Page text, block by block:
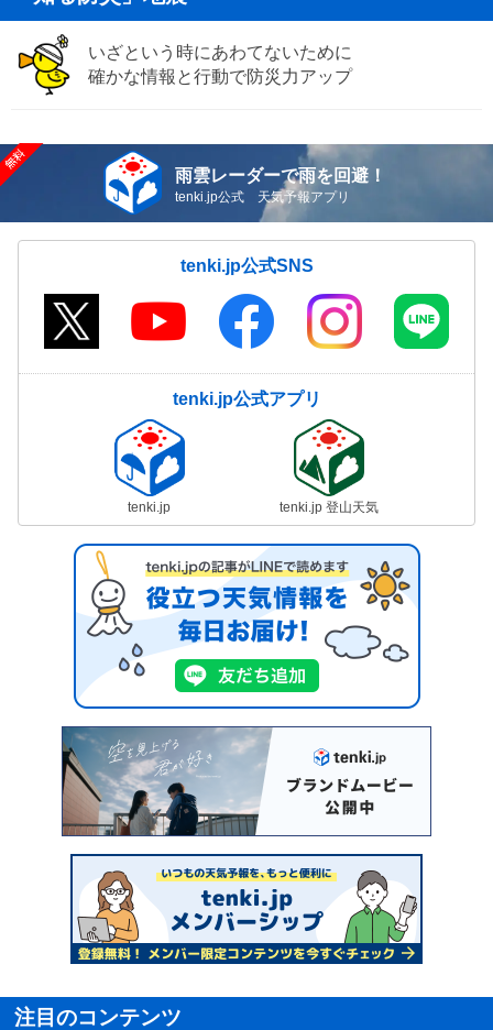
いざという時にあわてないために
確かな情報と行動で防災力アップ
雨雲レーダーで雨を回避！
tenki.jp公式 天気予報アプリ
tenki.jp公式SNS
tenki.jp公式アプリ
tenki.jp tenki.jp 登山天気
注目のコンテンツ